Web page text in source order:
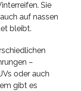
Sie
auf nassen
bleibt.
–
oder auch
gibt es